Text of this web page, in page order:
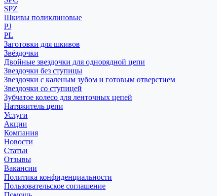
SPZ
Шкивы поликлиновые
PJ
PL
Заготовки для шкивов
Звёздочки
Двойные звездочки для однорядной цепи
Звездочки без ступицы
Звездочки с каленым зубом и готовым отверстием
Звездочки со ступицей
Зубчатое колесо для ленточных цепей
Натяжитель цепи
Услуги
Акции
Компания
Новости
Статьи
Отзывы
Вакансии
Политика конфиденциальности
Пользовательское соглашение